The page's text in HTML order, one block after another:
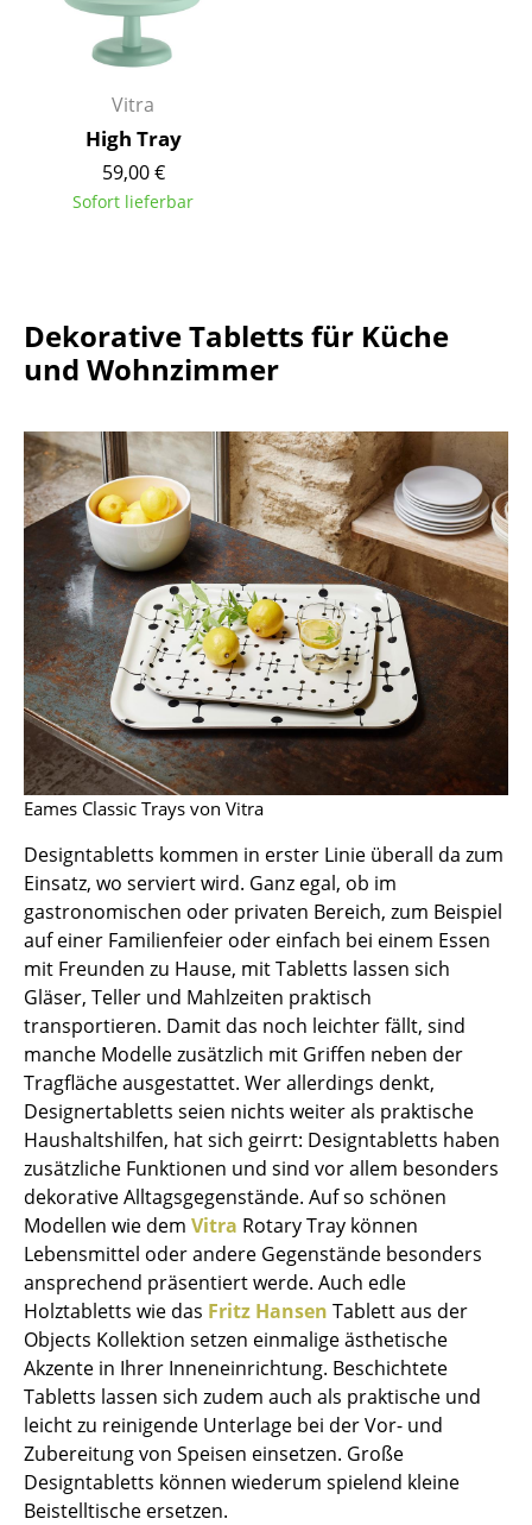
Couchtische
Schreibtische
Sekretäre & PC-Tische
Konferenztische
Stehtische & Stehpulte
Servierwagen
... alle Tische
Aufbewahren
Regale & Schränke
Bücherregale
Wandregale
Sideboards & Kommoden
TV Möbel
Beistell- & Rollcontainer
Garderoben
Kleinaufbewahrung
Einzelteile
... alle Aufbewahrungsmöbel
Licht
Hängeleuchten & Deckenleuchten
Tischleuchten
Schreibtischleuchten
Stehleuchten & Leseleuchten
Bodenleuchten
Wandleuchten
Outdoor-Leuchten
Akkuleuchten
... alle Leuchten
Vitra
High Tray
59,00 €
Sofort lieferbar
Dekorative Tabletts für Küche
und Wohnzimmer
Eames Classic Trays von Vitra
Designtabletts kommen in erster Linie überall da zum
Einsatz, wo serviert wird. Ganz egal, ob im
gastronomischen oder privaten Bereich, zum Beispiel
auf einer Familienfeier oder einfach bei einem Essen
mit Freunden zu Hause, mit Tabletts lassen sich
Gläser, Teller und Mahlzeiten praktisch
transportieren. Damit das noch leichter fällt, sind
manche Modelle zusätzlich mit Griffen neben der
Tragfläche ausgestattet. Wer allerdings denkt,
Designertabletts seien nichts weiter als praktische
Haushaltshilfen, hat sich geirrt: Designtabletts haben
zusätzliche Funktionen und sind vor allem besonders
dekorative Alltagsgegenstände. Auf so schönen
Modellen wie dem Vitra Rotary Tray können
Lebensmittel oder andere Gegenstände besonders
ansprechend präsentiert werde. Auch edle
Holztabletts wie das Fritz Hansen Tablett aus der
Objects Kollektion setzen einmalige ästhetische
Akzente in Ihrer Inneneinrichtung. Beschichtete
Tabletts lassen sich zudem auch als praktische und
leicht zu reinigende Unterlage bei der Vor- und
Zubereitung von Speisen einsetzen. Große
Designtabletts können wiederum spielend kleine
Beistelltische ersetzen.